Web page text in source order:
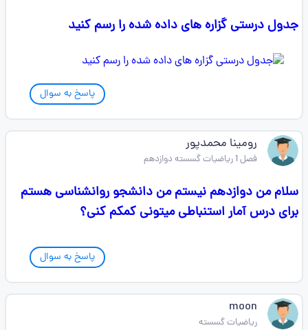
جدول درستی گزاره های داده شده را رسم کنید
پاسخ به سوال
رومینا محمدپور
فصل 1 ریاضیات گسسته دوازدهم
سلام من دوازدهم نیستم من دانشجو روانشناسی هستم
برای درس آمار استنباطی میتونی کمکم کنی؟
پاسخ به سوال
moon
ریاضیات گسسته